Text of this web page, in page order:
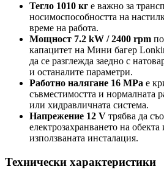
Тегло 1010 кг е важно за
носимоспособността на
време на работа.
Мощност 7.2 kW / 2400 rpm
капацитет на Мини багер
да се разглежда заедно с
и останалите параметри.
Работно налягане 16 MPa е
съвместимостта и нормалната
или хидравличната система.
Напрежение 12 V трябва да
електрозахранването на
използваната инсталация.
Технически характеристики